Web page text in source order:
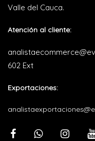
Valle del Cauca.
Atención al cliente:
602 Ext
Exportaciones: